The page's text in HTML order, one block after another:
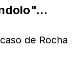
de Rocha